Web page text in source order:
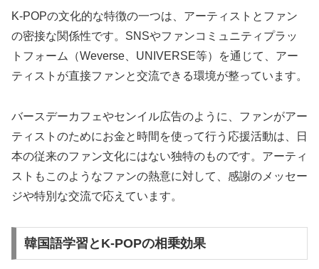
K-POPの文化的な特徴の一つは、アーティストとファン
の密接な関係性です。SNSやファンコミュニティプラッ
トフォーム（Weverse、UNIVERSE等）を通じて、アー
ティストが直接ファンと交流できる環境が整っています。
バースデーカフェやセンイル広告のように、ファンがアー
ティストのためにお金と時間を使って行う応援活動は、日
本の従来のファン文化にはない独特のものです。アーティ
ストもこのようなファンの熱意に対して、感謝のメッセー
ジや特別な交流で応えています。
韓国語学習とK-POPの相乗効果